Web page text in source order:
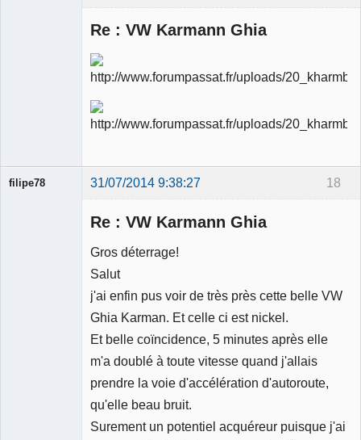
Re : VW Karmann Ghia
18
filipe78 31/07/2014 9:38:27
Re : VW Karmann Ghia
Gros déterrage!
Salut
j'ai enfin pus voir de très près cette belle VW
Ghia Karman. Et celle ci est nickel.
Et belle coïncidence, 5 minutes après elle
m'a doublé à toute vitesse quand j'allais
prendre la voie d'accélération d'autoroute,
qu'elle beau bruit.
Surement un potentiel acquéreur puisque j'ai